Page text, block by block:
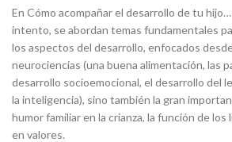
En Cómo acompañar el desarrollo de tu
intento, se abordan temas fundamentales
los aspectos del desarrollo, enfocados
neurociencias (una buena alimentación, las
desarrollo socioemocional, el desarrollo del
la inteligencia), sino también la gran
humor familiar en la crianza, la función de los
en valores.